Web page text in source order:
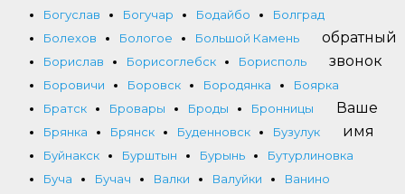
Богуслав
Богучар Бодайбо
Болград
Болехов
Бологое
Большой Камень
Борислав
Борисоглебск
Борисполь
Боровичи
Боровск Бородянка
Боярка
Братск
Бровары Броды
Бронницы
Брянка
Брянск Буденновск
Бузулук
Буйнакск
Бурштын Бурынь
Бутурлиновка
Буча
Бучач Валки Валуйки
Ванино
обратный
звонок
Ваше
имя